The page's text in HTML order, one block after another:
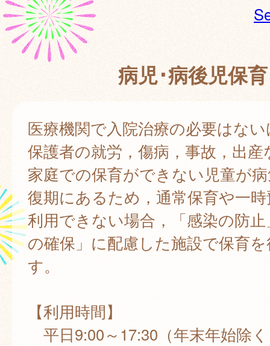
病児･病後児保育
医療機関で入院治療の必要はな
保護者の就労，傷病，事故，出
家庭での保育ができない児童が
復期にあるため，通常保育や一
利用できない場合，「感染の防
の確保」に配慮した施設で保育
す。
【利用時間】
平日9:00～17:30（年末年始除